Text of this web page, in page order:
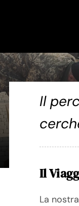
Home
Ovunque
Chi siamo
CONTATTI
Il
Il
La